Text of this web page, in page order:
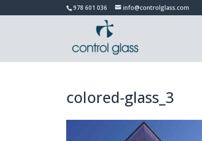
978 601 036 info@controlglass.com
colored-glass_3